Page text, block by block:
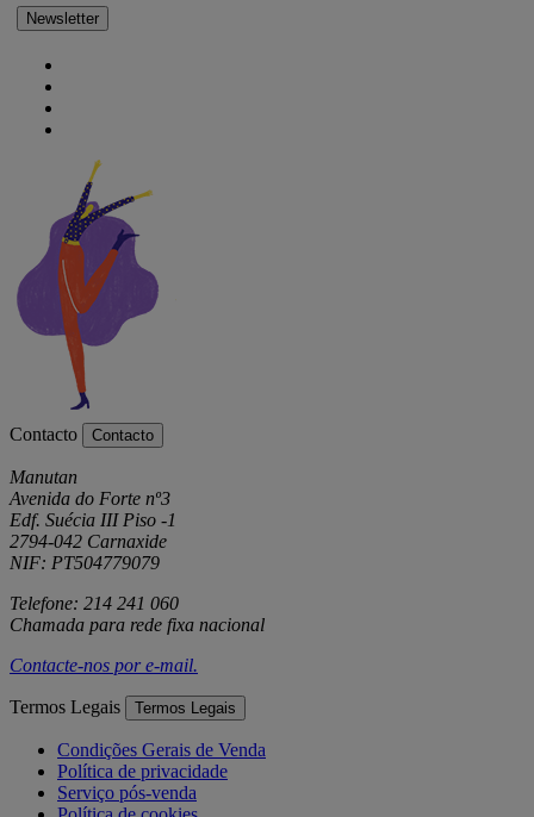
Newsletter
Contacto Contacto
Manutan
Avenida do Forte nº3
Edf. Suécia III Piso -1
2794-042 Carnaxide
NIF: PT504779079
Telefone: 214 241 060
Chamada para rede fixa nacional
Contacte-nos pore-mail.
Termos Legais Termos Legais
Condições Gerais de Venda
Política de privacidade
Serviço pós-venda